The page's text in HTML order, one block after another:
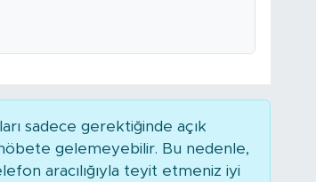
sadece gerektiğinde açık
gelemeyebilir. Bu nedenle,
aracılığıyla teyit etmeniz iyi